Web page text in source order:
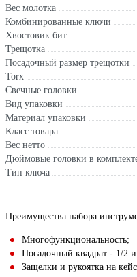
Вес молотка
Комбинированные ключи
Хвостовик бит
Трещотка
Посадочный размер трещотки
Torx
Свечные головки
Вид упаковки
Материал упаковки
Класс товара
Вес нетто
Дюймовые головки в
Тип ключа
Преимущества набора
Многофункциональность;
Посадочный квадрат - 1/2
Защелки и рукоятка на